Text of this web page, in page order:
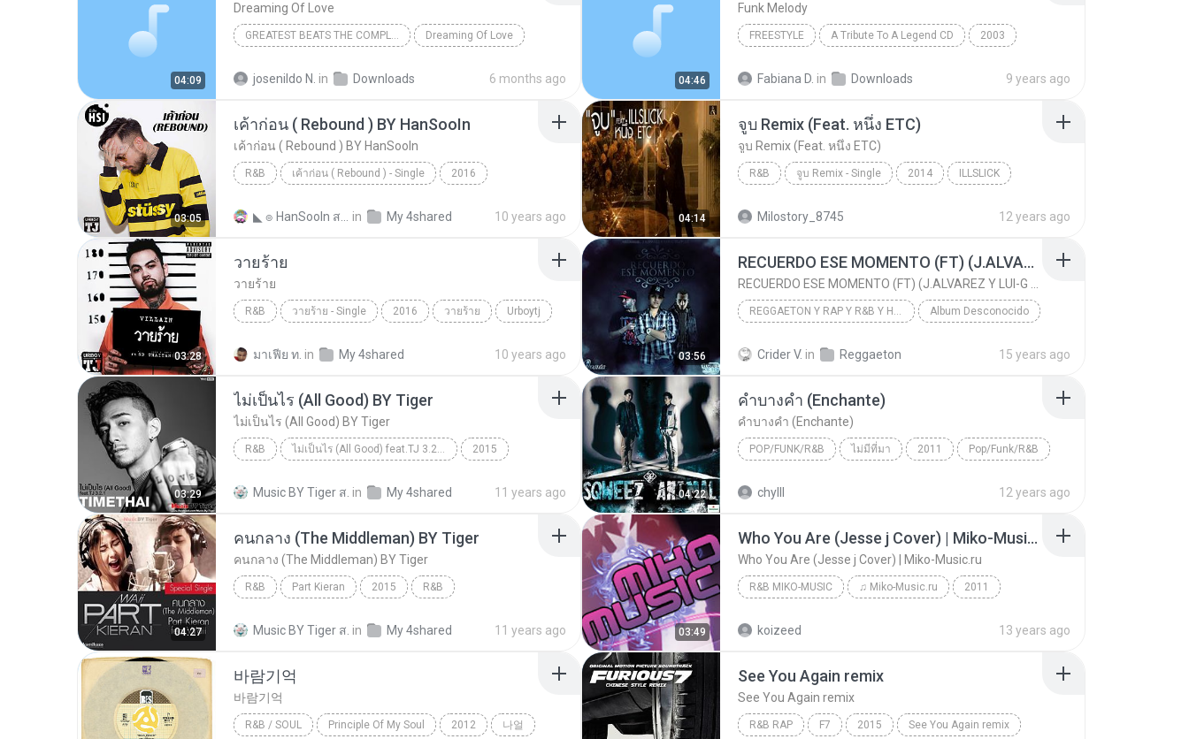
04:09
Dreaming Of Love
GREATEST BEATS THE COMPLETE COLLECTION VOLUME 8 Dreaming Of Love
josenildo N. in Downloads 6 months ago 04:46
Funk Melody
FREESTYLE A Tribute To A Legend CD 2003
Fabiana D. in Downloads 9 years ago
03:05
เค้าก่อน ( Rebound ) BY HanSooIn
เค้าก่อน ( Rebound ) BY HanSooIn
R&B เค้าก่อน ( Rebound ) - Single 2016
in My 4shared 10 years ago 04:14
จูบ Remix (Feat. หนึ่ง ETC)
จูบ Remix (Feat. หนึ่ง ETC)
R&B จูบ Remix - Single 2014 ILLSLICK
Milostory_8745 12 years ago
03:28
วายร้าย
วายร้าย
R&B วายร้าย - Single 2016 วายร้าย Urboytj
มาเฟีย ท. in My 4shared 10 years ago 03:56
RECUERDO ESE MOMENTO (FT) (J.ALVAREZ Y LUI-G 21 PLUS)
REGGAETON Y RAP Y R&B Y HIP HOP Album Desconocido
Crider V. in Reggaeton 15 years ago
03:29
ไม่เป็นไร (All Good) BY Tiger
ไม่เป็นไร (All Good) BY Tiger
R&B ไม่เป็นไร (All Good) feat.TJ 3.2.1 - Single 2015
Music BY Tiger ส. in My 4shared 11 years ago 04:22
คำบางคำ (Enchante)
คำบางคำ (Enchante)
POP/FUNK/R&B ไม่มีที่มา 2011 Pop/Funk/R&B
chylll 12 years ago
04:27
คนกลาง (The Middleman) BY Tiger
คนกลาง (The Middleman) BY Tiger
R&B Part Kieran 2015 R&B
Music BY Tiger ส. in My 4shared 11 years ago 03:49
Who You Are (Jesse j Cover) | Miko-Music.ru
Who You Are (Jesse j Cover) | Miko-Music.ru
R&B MIKO-MUSIC ♫ Miko-Music.ru 2011
koizeed 13 years ago
바람기억
바람기억
R&B / SOUL Principle Of My Soul 2012 나얼
See You Again remix
See You Again remix
R&B RAP F7 2015 See You Again remix